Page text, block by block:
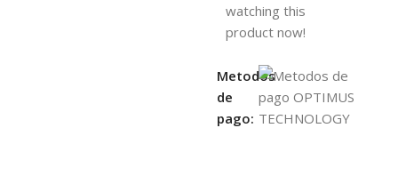
watching this
product now!
Metodos
de
pago: